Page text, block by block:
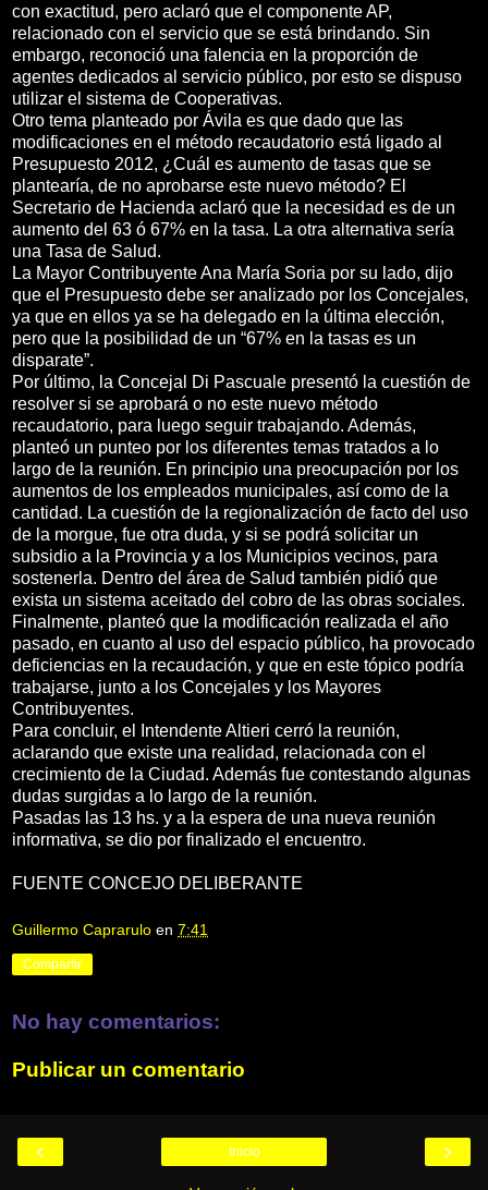
con exactitud, pero aclaró que el componente AP,
relacionado con el servicio que se está brindando. Sin
embargo, reconoció una falencia en la proporción de
agentes dedicados al servicio público, por esto se dispuso
utilizar el sistema de Cooperativas.
Otro tema planteado por Ávila es que dado que las
modificaciones en el método recaudatorio está ligado al
Presupuesto 2012, ¿Cuál es aumento de tasas que se
plantearía, de no aprobarse este nuevo método? El
Secretario de Hacienda aclaró que la necesidad es de un
aumento del 63 ó 67% en la tasa. La otra alternativa sería
una Tasa de Salud.
La Mayor Contribuyente Ana María Soria por su lado, dijo
que el Presupuesto debe ser analizado por los Concejales,
ya que en ellos ya se ha delegado en la última elección,
pero que la posibilidad de un “67% en la tasas es un
disparate”.
Por último, la Concejal Di Pascuale presentó la cuestión de
resolver si se aprobará o no este nuevo método
recaudatorio, para luego seguir trabajando. Además,
planteó un punteo por los diferentes temas tratados a lo
largo de la reunión. En principio una preocupación por los
aumentos de los empleados municipales, así como de la
cantidad. La cuestión de la regionalización de facto del uso
de la morgue, fue otra duda, y si se podrá solicitar un
subsidio a la Provincia y a los Municipios vecinos, para
sostenerla. Dentro del área de Salud también pidió que
exista un sistema aceitado del cobro de las obras sociales.
Finalmente, planteó que la modificación realizada el año
pasado, en cuanto al uso del espacio público, ha provocado
deficiencias en la recaudación, y que en este tópico podría
trabajarse, junto a los Concejales y los Mayores
Contribuyentes.
Para concluir, el Intendente Altieri cerró la reunión,
aclarando que existe una realidad, relacionada con el
crecimiento de la Ciudad. Además fue contestando algunas
dudas surgidas a lo largo de la reunión.
Pasadas las 13 hs. y a la espera de una nueva reunión
informativa, se dio por finalizado el encuentro.
FUENTE CONCEJO DELIBERANTE
Guillermo Caprarulo en 7:41
Compartir
No hay comentarios:
Publicar un comentario
‹ ›
Inicio